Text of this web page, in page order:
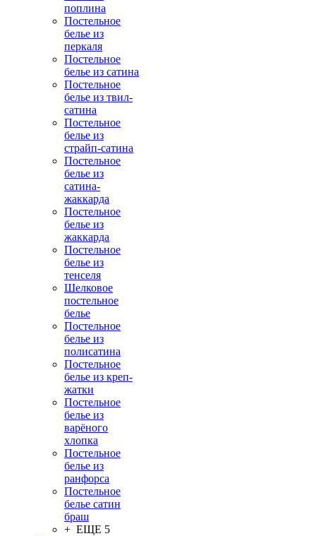
поплина
Постельное
белье из
перкаля
Постельное
белье из сатина
Постельное
белье из твил-
сатина
Постельное
белье из
страйп-сатина
Постельное
белье из
сатина-
жаккарда
Постельное
белье из
жаккарда
Постельное
белье из
тенселя
Шелковое
постельное
белье
Постельное
белье из
полисатина
Постельное
белье из креп-
жатки
Постельное
белье из
варёного
хлопка
Постельное
белье из
ранфорса
Постельное
белье сатин
браш
+ ЕЩЕ 5